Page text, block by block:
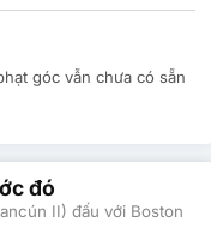
góc vẫn chưa có sẵn
đó
II) đấu với Boston